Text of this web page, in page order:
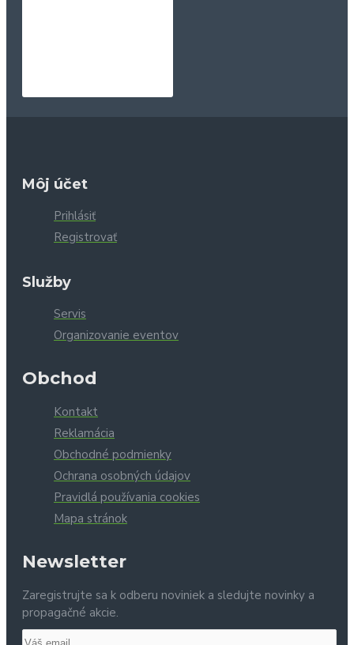
Môj účet
Prihlásiť
Registrovať
Služby
Servis
Organizovanie eventov
Obchod
Kontakt
Reklamácia
Obchodné podmienky
Ochrana osobných údajov
Pravidlá používania cookies
Mapa stránok
Newsletter
Zaregistrujte sa k odberu noviniek a sledujte novinky a
propagačné akcie.